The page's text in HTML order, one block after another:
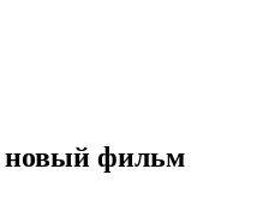
новый фильм